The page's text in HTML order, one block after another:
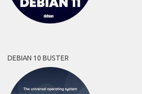
DEBIAN 10 BUSTER